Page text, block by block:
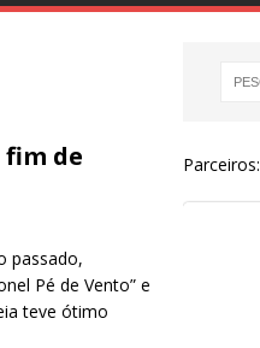
de
passado,
Pé de Vento” e
teve ótimo
Parceiros: